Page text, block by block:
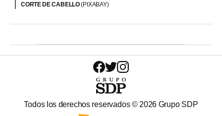
CORTE DE CABELLO(PIXABAY)
Todos los derechos reservados © 2026 Grupo SDP